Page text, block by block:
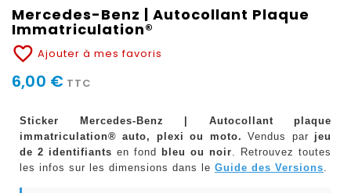
Mercedes-Benz | Autocollant Plaque
Immatriculation®
favorite_border Ajouter à mes favoris
6,00 € TTC
Sticker Mercedes-Benz | Autocollant plaque
immatriculation® auto, plexi ou moto. Vendus par jeu
de 2 identifiants en fond bleu ou noir. Retrouvez toutes
les infos sur les dimensions dans le Guide des Versions.